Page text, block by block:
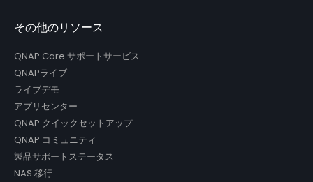
その他のリソース
QNAP Care サポートサービス
QNAPライブ
ライブデモ
アプリセンター
QNAP クイックセットアップ
QNAP コミュニティ
製品サポートステータス
NAS 移行